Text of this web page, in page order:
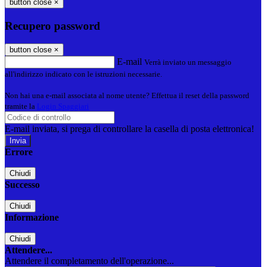
button close ×
Recupero password
button close ×
E-mail Verrà inviato un messaggio
all'indirizzo indicato con le istruzioni necessarie.
Non hai una e-mail associata al nome utente? Effettua il reset della password
tramite la Login Spaggiari
E-mail inviata, si prega di controllare la casella di posta elettronica!
Errore
Chiudi
Successo
Chiudi
Informazione
Chiudi
Attendere...
Attendere il completamento dell'operazione...